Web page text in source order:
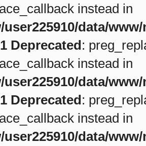
instead in
user225910/data/
Deprecated:
instead in
user225910/data/
Deprecated:
instead in
user225910/data/